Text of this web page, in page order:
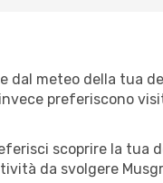
dal meteo della tua
preferiscono
scoprire la tua
da svolgere